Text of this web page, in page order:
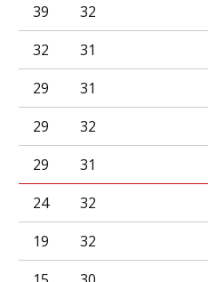
32
39
31
32
31
29
32
29
31
29
32
24
32
19